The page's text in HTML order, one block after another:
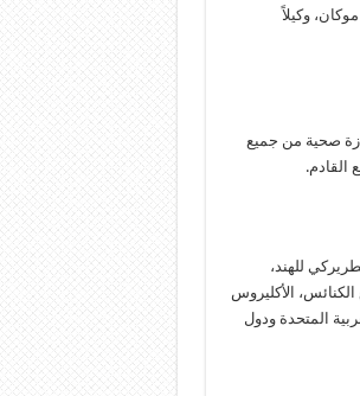
وكيلاً
صحية من جميع
القادم.
للهند،
الأكليروس
المتحدة ودول